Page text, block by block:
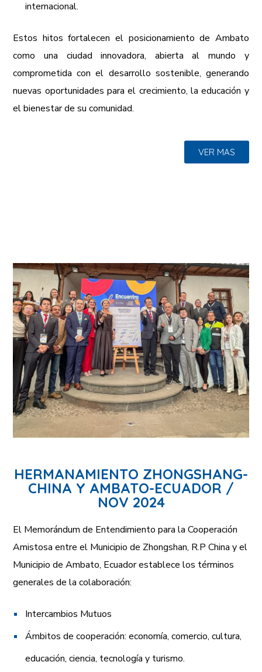
internacional.
Estos hitos fortalecen el posicionamiento de Ambato
como una ciudad innovadora, abierta al mundo y
comprometida con el desarrollo sostenible, generando
nuevas oportunidades para el crecimiento, la educación y
el bienestar de su comunidad.
VER MAS
HERMANAMIENTO ZHONGSHANG-
CHINA Y AMBATO-ECUADOR /
NOV 2024
El Memorándum de Entendimiento para la Cooperación
Amistosa entre el Municipio de Zhongshan, R.P China y el
Municipio de Ambato, Ecuador establece los términos
generales de la colaboración:
Intercambios Mutuos
Ámbitos de cooperación: economía, comercio, cultura,
educación, ciencia, tecnología y turismo.